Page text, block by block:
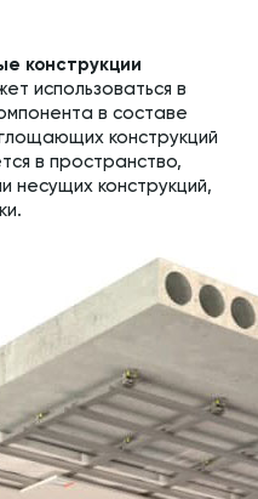
конструкции
использоваться в
в составе
конструкций
в пространство,
несущих конструкций,